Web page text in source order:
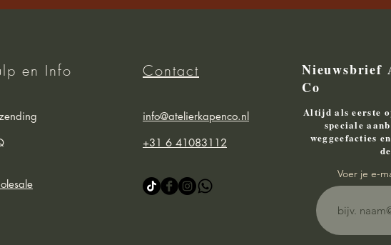
Nieuwsbrief
Co
Altijd als eerste
speciale
weggeefacties
Voer je e-
en Info Contact
info@atelierkapenco.nl
+31 6 41083112